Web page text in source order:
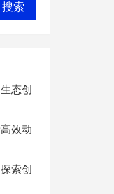
搜索
态创
效动
索创